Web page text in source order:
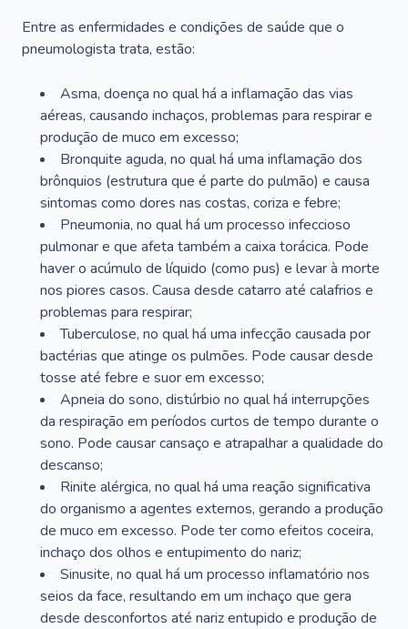
Entre as enfermidades e condições de saúde que o
pneumologista trata, estão:
Asma, doença no qual há a inflamação das vias
aéreas, causando inchaços, problemas para respirar e
produção de muco em excesso;
Bronquite aguda, no qual há uma inflamação dos
brônquios (estrutura que é parte do pulmão) e causa
sintomas como dores nas costas, coriza e febre;
Pneumonia, no qual há um processo infeccioso
pulmonar e que afeta também a caixa torácica. Pode
haver o acúmulo de líquido (como pus) e levar à morte
nos piores casos. Causa desde catarro até calafrios e
problemas para respirar;
Tuberculose, no qual há uma infecção causada por
bactérias que atinge os pulmões. Pode causar desde
tosse até febre e suor em excesso;
Apneia do sono, distúrbio no qual há interrupções
da respiração em períodos curtos de tempo durante o
sono. Pode causar cansaço e atrapalhar a qualidade do
descanso;
Rinite alérgica, no qual há uma reação significativa
do organismo a agentes externos, gerando a produção
de muco em excesso. Pode ter como efeitos coceira,
inchaço dos olhos e entupimento do nariz;
Sinusite, no qual há um processo inflamatório nos
seios da face, resultando em um inchaço que gera
desde desconfortos até nariz entupido e produção de